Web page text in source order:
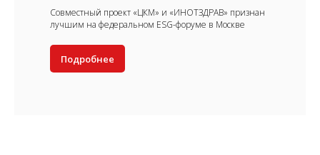
Совместный проект «ЦКМ» и «ИНОТЗДРАВ» признан
лучшим на федеральном ESG-форуме в Москве
Подробнее